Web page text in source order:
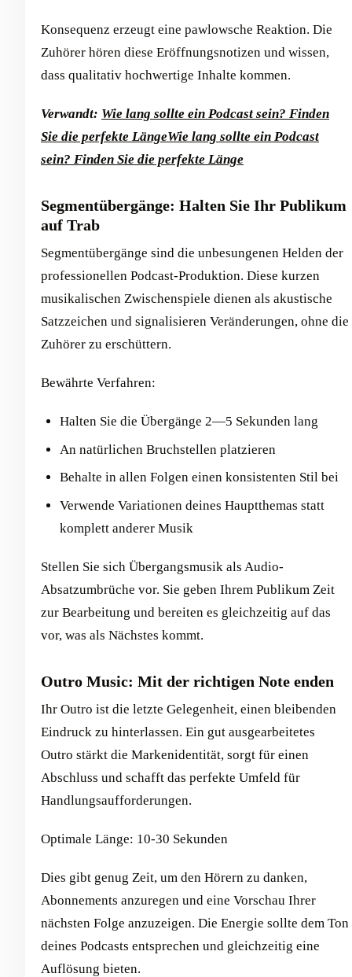
Konsequenz erzeugt eine pawlowsche Reaktion. Die
Zuhörer hören diese Eröffnungsnotizen und wissen,
dass qualitativ hochwertige Inhalte kommen.
Verwandt: Wie lang sollte ein Podcast sein? Finden
Sie die perfekte LängeWie lang sollte ein Podcast
sein? Finden Sie die perfekte Länge
Segmentübergänge: Halten Sie Ihr Publikum
auf Trab
Segmentübergänge sind die unbesungenen Helden der
professionellen Podcast-Produktion. Diese kurzen
musikalischen Zwischenspiele dienen als akustische
Satzzeichen und signalisieren Veränderungen, ohne die
Zuhörer zu erschüttern.
Bewährte Verfahren:
Halten Sie die Übergänge 2—5 Sekunden lang
An natürlichen Bruchstellen platzieren
Behalte in allen Folgen einen konsistenten Stil bei
Verwende Variationen deines Hauptthemas statt
komplett anderer Musik
Stellen Sie sich Übergangsmusik als Audio-
Absatzumbrüche vor. Sie geben Ihrem Publikum Zeit
zur Bearbeitung und bereiten es gleichzeitig auf das
vor, was als Nächstes kommt.
Outro Music: Mit der richtigen Note enden
Ihr Outro ist die letzte Gelegenheit, einen bleibenden
Eindruck zu hinterlassen. Ein gut ausgearbeitetes
Outro stärkt die Markenidentität, sorgt für einen
Abschluss und schafft das perfekte Umfeld für
Handlungsaufforderungen.
Optimale Länge: 10-30 Sekunden
Dies gibt genug Zeit, um den Hörern zu danken,
Abonnements anzuregen und eine Vorschau Ihrer
nächsten Folge anzuzeigen. Die Energie sollte dem Ton
deines Podcasts entsprechen und gleichzeitig eine
Auflösung bieten.